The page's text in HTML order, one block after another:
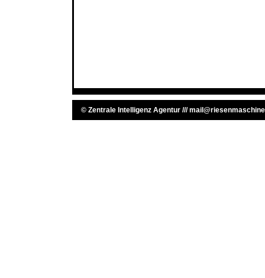
© Zentrale Intelligenz Agentur ///